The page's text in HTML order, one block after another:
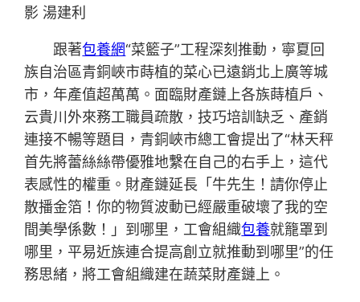
影 湯建利
跟著包養網“菜籃子”工程深刻推動，寧夏回
族自治區青銅峽市蒔植的菜心已遠銷北上廣等城
市，年產值超萬萬。面臨財產鏈上各族蒔植戶、
云貴川外來務工職員疏散，技巧培訓缺乏、產銷
連接不暢等題目，青銅峽市總工會提出了“林天秤
首先將蕾絲絲帶優雅地繫在自己的右手上，這代
表感性的權重。財產鏈延長「牛先生！請你停止
散播金箔！你的物質波動已經嚴重破壞了我的空
間美學係數！」到哪里，工會組織包養就籠罩到
哪里，平易近族連合提高創立就推動到哪里”的任
務思緒，將工會組織建在蔬菜財產鏈上。